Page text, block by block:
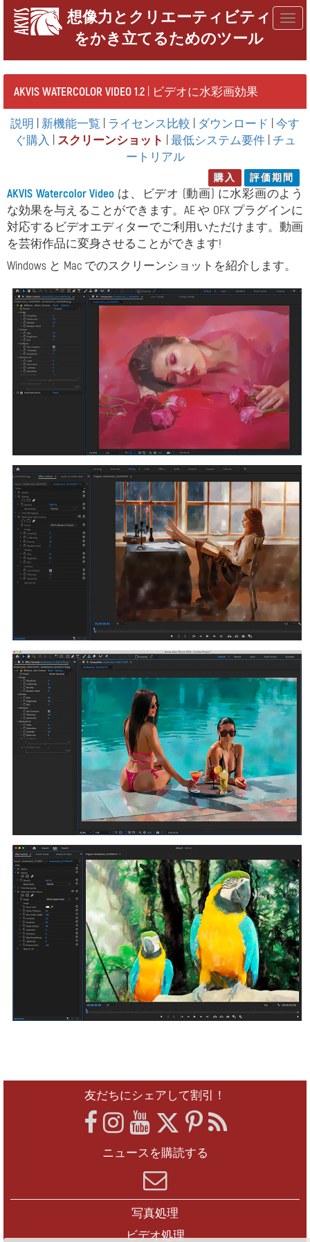
想像力とクリエーティビティ
をかき立てるためのツール
AKVIS WATERCOLOR VIDEO 1.2 | ビデオに水彩画効果
説明 新機能一覧 ライセンス比較 ダウンロード
今す
ぐ購入
スクリーンショット 最低システム要件| チュ
ートリアル
購入 評価期間
AKVIS Watercolor Video は、ビデオ (動画) に水彩画のよう
な効果を与えることができます。AE や OFX プラグインに
対応するビデオエディターでご利用いただけます。動画
を芸術作品に変身させることができます!
Windows と Mac でのスクリーンショットを紹介します。
友だちにシェアして割引！
ニュースを購読する
写真処理
ビデオ処理